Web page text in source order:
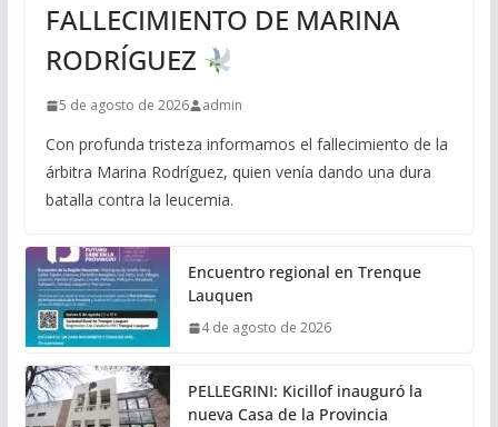
FALLECIMIENTO DE MARINA
RODRÍGUEZ
5 de agosto de 2026 admin
Con profunda tristeza informamos el fallecimiento de la
árbitra Marina Rodríguez, quien venía dando una dura
batalla contra la leucemia.
Encuentro regional en Trenque
Lauquen
4 de agosto de 2026
PELLEGRINI: Kicillof inauguró la
nueva Casa de la Provincia